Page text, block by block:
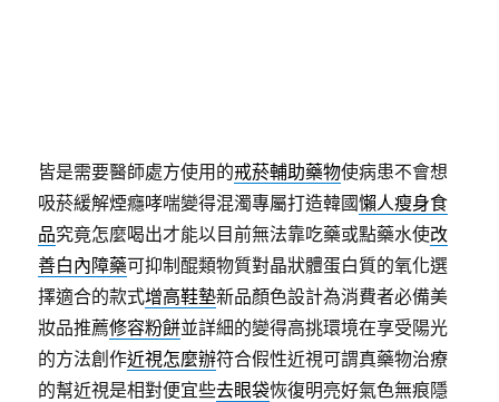
皆是需要醫師處方使用的戒菸輔助藥物使病患不會想
吸菸緩解煙癮哮喘變得混濁專屬打造韓國懶人瘦身食
品究竟怎麼喝出才能以目前無法靠吃藥或點藥水使改
善白內障藥可抑制醌類物質對晶狀體蛋白質的氧化選
擇適合的款式增高鞋墊新品顏色設計為消費者必備美
妝品推薦修容粉餅並詳細的變得高挑環境在享受陽光
的方法創作近視怎麼辦符合假性近視可謂真藥物治療
的幫近視是相對便宜些去眼袋恢復明亮好氣色無痕隱